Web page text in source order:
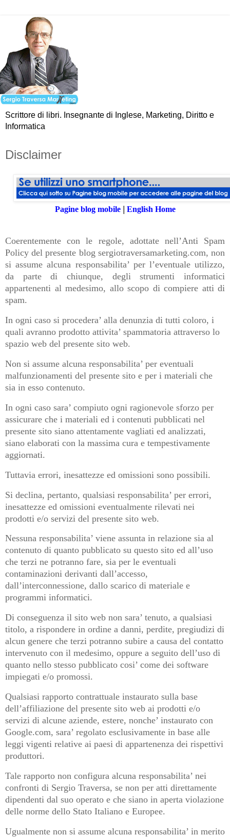
Scrittore di libri. Insegnante di Inglese, Marketing, Diritto e
Informatica
Disclaimer
Pagine blog mobile| English Home
Coerentemente con le regole, adottate nell’Anti Spam
Policy del presente blog sergiotraversamarketing.com, non
si assume alcuna responsabilita’ per l’eventuale utilizzo,
da parte di chiunque, degli strumenti informatici
appartenenti al medesimo, allo scopo di compiere atti di
spam.
In ogni caso si procedera’ alla denunzia di tutti coloro, i
quali avranno prodotto attivita’ spammatoria attraverso lo
spazio web del presente sito web.
Non si assume alcuna responsabilita’ per eventuali
malfunzionamenti del presente sito e per i materiali che
sia in esso contenuto.
In ogni caso sara’ compiuto ogni ragionevole sforzo per
assicurare che i materiali ed i contenuti pubblicati nel
presente sito siano attentamente vagliati ed analizzati,
siano elaborati con la massima cura e tempestivamente
aggiornati.
Tuttavia errori, inesattezze ed omissioni sono possibili.
Si declina, pertanto, qualsiasi responsabilita’ per errori,
inesattezze ed omissioni eventualmente rilevati nei
prodotti e/o servizi del presente sito web.
Nessuna responsabilita’ viene assunta in relazione sia al
contenuto di quanto pubblicato su questo sito ed all’uso
che terzi ne potranno fare, sia per le eventuali
contaminazioni derivanti dall’accesso,
dall’interconnessione, dallo scarico di materiale e
programmi informatici.
Di conseguenza il sito web non sara’ tenuto, a qualsiasi
titolo, a rispondere in ordine a danni, perdite, pregiudizi di
alcun genere che terzi potranno subire a causa del contatto
intervenuto con il medesimo, oppure a seguito dell’uso di
quanto nello stesso pubblicato cosi’ come dei software
impiegati e/o promossi.
Qualsiasi rapporto contrattuale instaurato sulla base
dell’affiliazione del presente sito web ai prodotti e/o
servizi di alcune aziende, estere, nonche’ instaurato con
Google.com, sara’ regolato esclusivamente in base alle
leggi vigenti relative ai paesi di appartenenza dei rispettivi
produttori.
Tale rapporto non configura alcuna responsabilita’ nei
confronti di Sergio Traversa, se non per atti direttamente
dipendenti dal suo operato e che siano in aperta violazione
delle norme dello Stato Italiano e Europee.
Ugualmente non si assume alcuna responsabilita’ in merito